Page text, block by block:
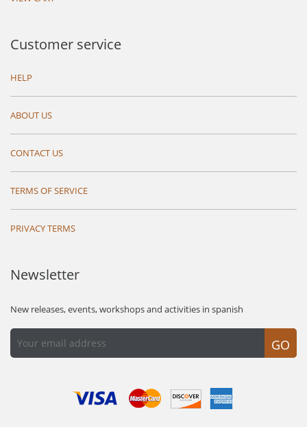
Customer service
HELP
ABOUT US
CONTACT US
TERMS OF SERVICE
PRIVACY TERMS
Newsletter
New releases, events, workshops and activities in spanish
GO